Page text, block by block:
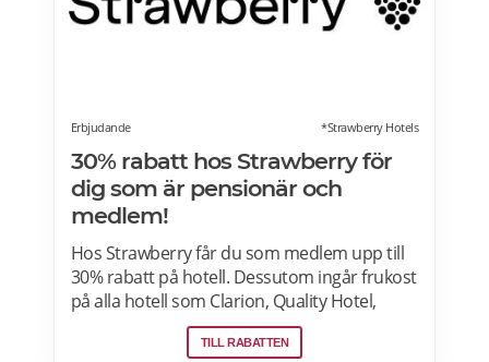
Erbjudande *Strawberry Hotels
30% rabatt hos Strawberry för
dig som är pensionär och
medlem!
Hos Strawberry får du som medlem upp till
30% rabatt på hotell. Dessutom ingår frukost
på alla hotell som Clarion, Quality Hotel,
Comfort Hotel, Home Hotel och andra
fristående hotell i Sverige, Danmark, Finland
TILL RABATTEN